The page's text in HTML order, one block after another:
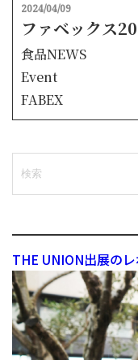
2024/04/09
ファベックス
食品NEWS
Event
FABEX
THE UNION出展の